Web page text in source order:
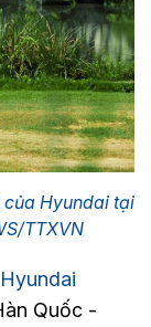
của Hyundai tại
TTXVN
Hyundai
Quốc -